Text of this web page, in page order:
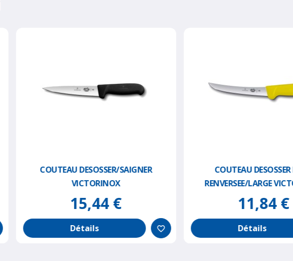
COUTEAU DESOSSER/SAIGNER
VICTORINOX
15,44 €
Détails favorite_border
COUTEAU
RENVERSEE/LARGE
11,84 €
Détails